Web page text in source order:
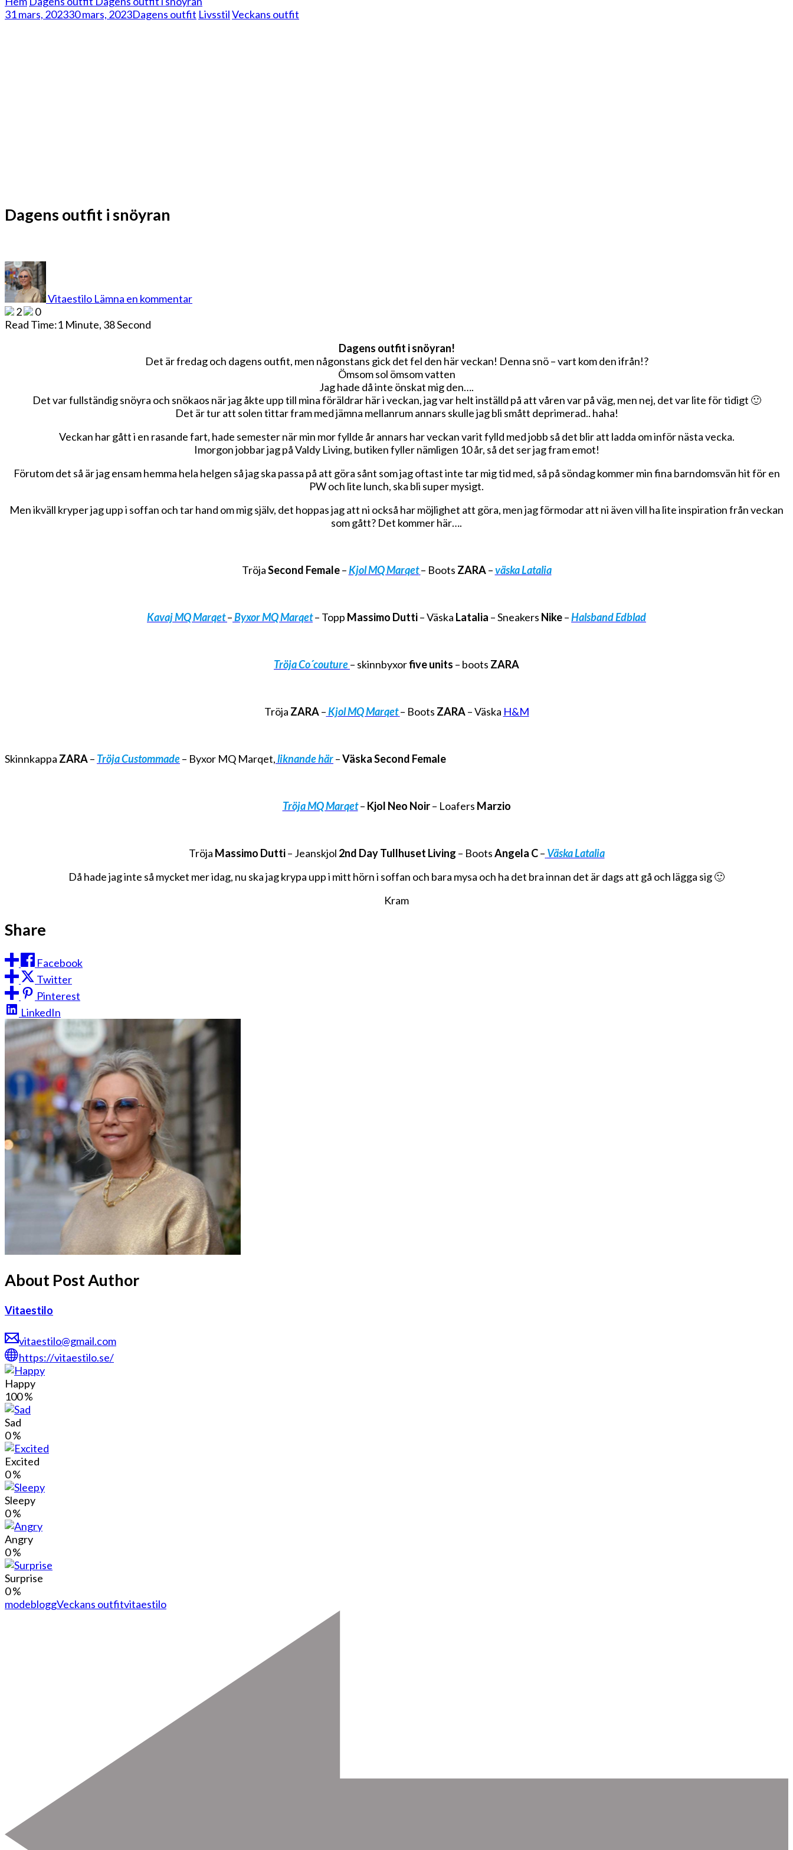
31 mars, 202330 mars, 2023Dagens outfit LivsstilVeckans outfit
Dagens outfit i snöyran
Vitaestilo Lämna en kommentar
i
2
0
Read Time:1 Minute, 38 Second
Dagens outfit i snöyran!
Det är fredag och dagens outfit, men någonstans gick det fel den här veckan! Denna snö – vart kom den ifrån!?
Ömsom sol ömsom vatten
Jag hade då inte önskat mig den….
Det var fullständig snöyra och snökaos när jag åkte upp till mina föräldrar här i veckan, jag var helt inställd på att våren var på väg, men nej, det var lite för tidigt 🙂
Det är tur att solen tittar fram med jämna mellanrum annars skulle jag bli smått deprimerad.. haha!
Veckan har gått i en rasande fart, hade semester när min mor fyllde år annars har veckan varit fylld med jobb så det blir att ladda om inför nästa vecka.
Imorgon jobbar jag på Valdy Living, butiken fyller nämligen 10 år, så det ser jag fram emot!
Förutom det så är jag ensam hemma hela helgen så jag ska passa på att göra sånt som jag oftast inte tar mig tid med, så på söndag kommer min fina barndomsvän hit för en
PW och lite lunch, ska bli super mysigt.
Men ikväll kryper jag upp i soffan och tar hand om mig själv, det hoppas jag att ni också har möjlighet att göra, men jag förmodar att ni även vill ha lite inspiration från veckan
som gått? Det kommer här….
TröjaSecond Female–Kjol MQ Marqet – Boots ZARA–väska Latalia
Kavaj MQ Marqet–Byxor MQ Marqet– Topp Massimo Dutti– Väska Latalia – Sneakers Nike–Halsband Edblad
Tröja Co´couture– skinnbyxorfive units – boots ZARA
Tröja ZARA–Kjol MQ Marqet – Boots ZARA– Väska H&M
Skinnkappa ZARA– Tröja Custommade– Byxor MQ Marqet,liknande här–Väska Second Female
Tröja MQ Marqet– Kjol Neo Noir– Loafers Marzio
Tröja Massimo Dutti– Jeanskjol 2nd Day Tullhuset Living – BootsAngela C– Väska Latalia
Då hade jag inte så mycket mer idag, nu ska jag krypa upp i mitt hörn i soffan och bara mysa och ha det bra innan det är dags att gå och lägga sig 🙂
Kram
Share
Facebook
Twitter
Pinterest
LinkedIn
About Post Author
Vitaestilo
vitaestilo@gmail.com
https://vitaestilo.se/
Happy
100%
Sad
0%
Excited
0%
Sleepy
0%
Angry
0%
Surprise
0%
modebloggVeckans outfitvitaestilo